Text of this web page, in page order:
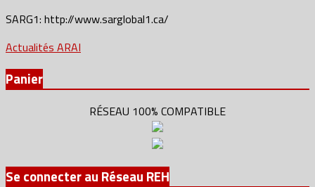
SARG1: http://www.sarglobal1.ca/
Actualités ARAI
Panier
RÉSEAU 100% COMPATIBLE
Se connecter au Réseau REH